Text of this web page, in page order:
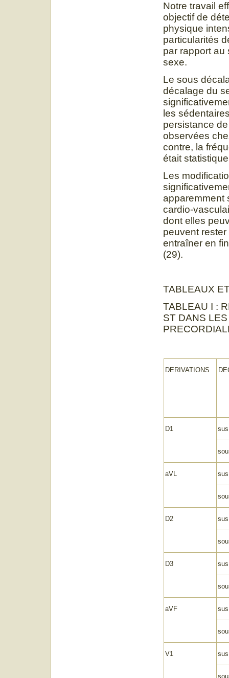
Notre travail
objectif de
physique
particularités
par rapport au
sexe.
Le sous
décalage du
les
persistance
observées
contre, la
était
Les
apparemment
cardio-
dont elles
peuvent
entraîner en
(29).
TABLEAUX
TABLEAU I :
ST DANS
DERIVATIONS
D1
aVL
D2
D3
aVF
V1